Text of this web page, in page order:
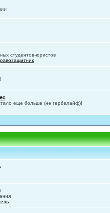
студентов-юристов
еще больше (не гербалайф)!